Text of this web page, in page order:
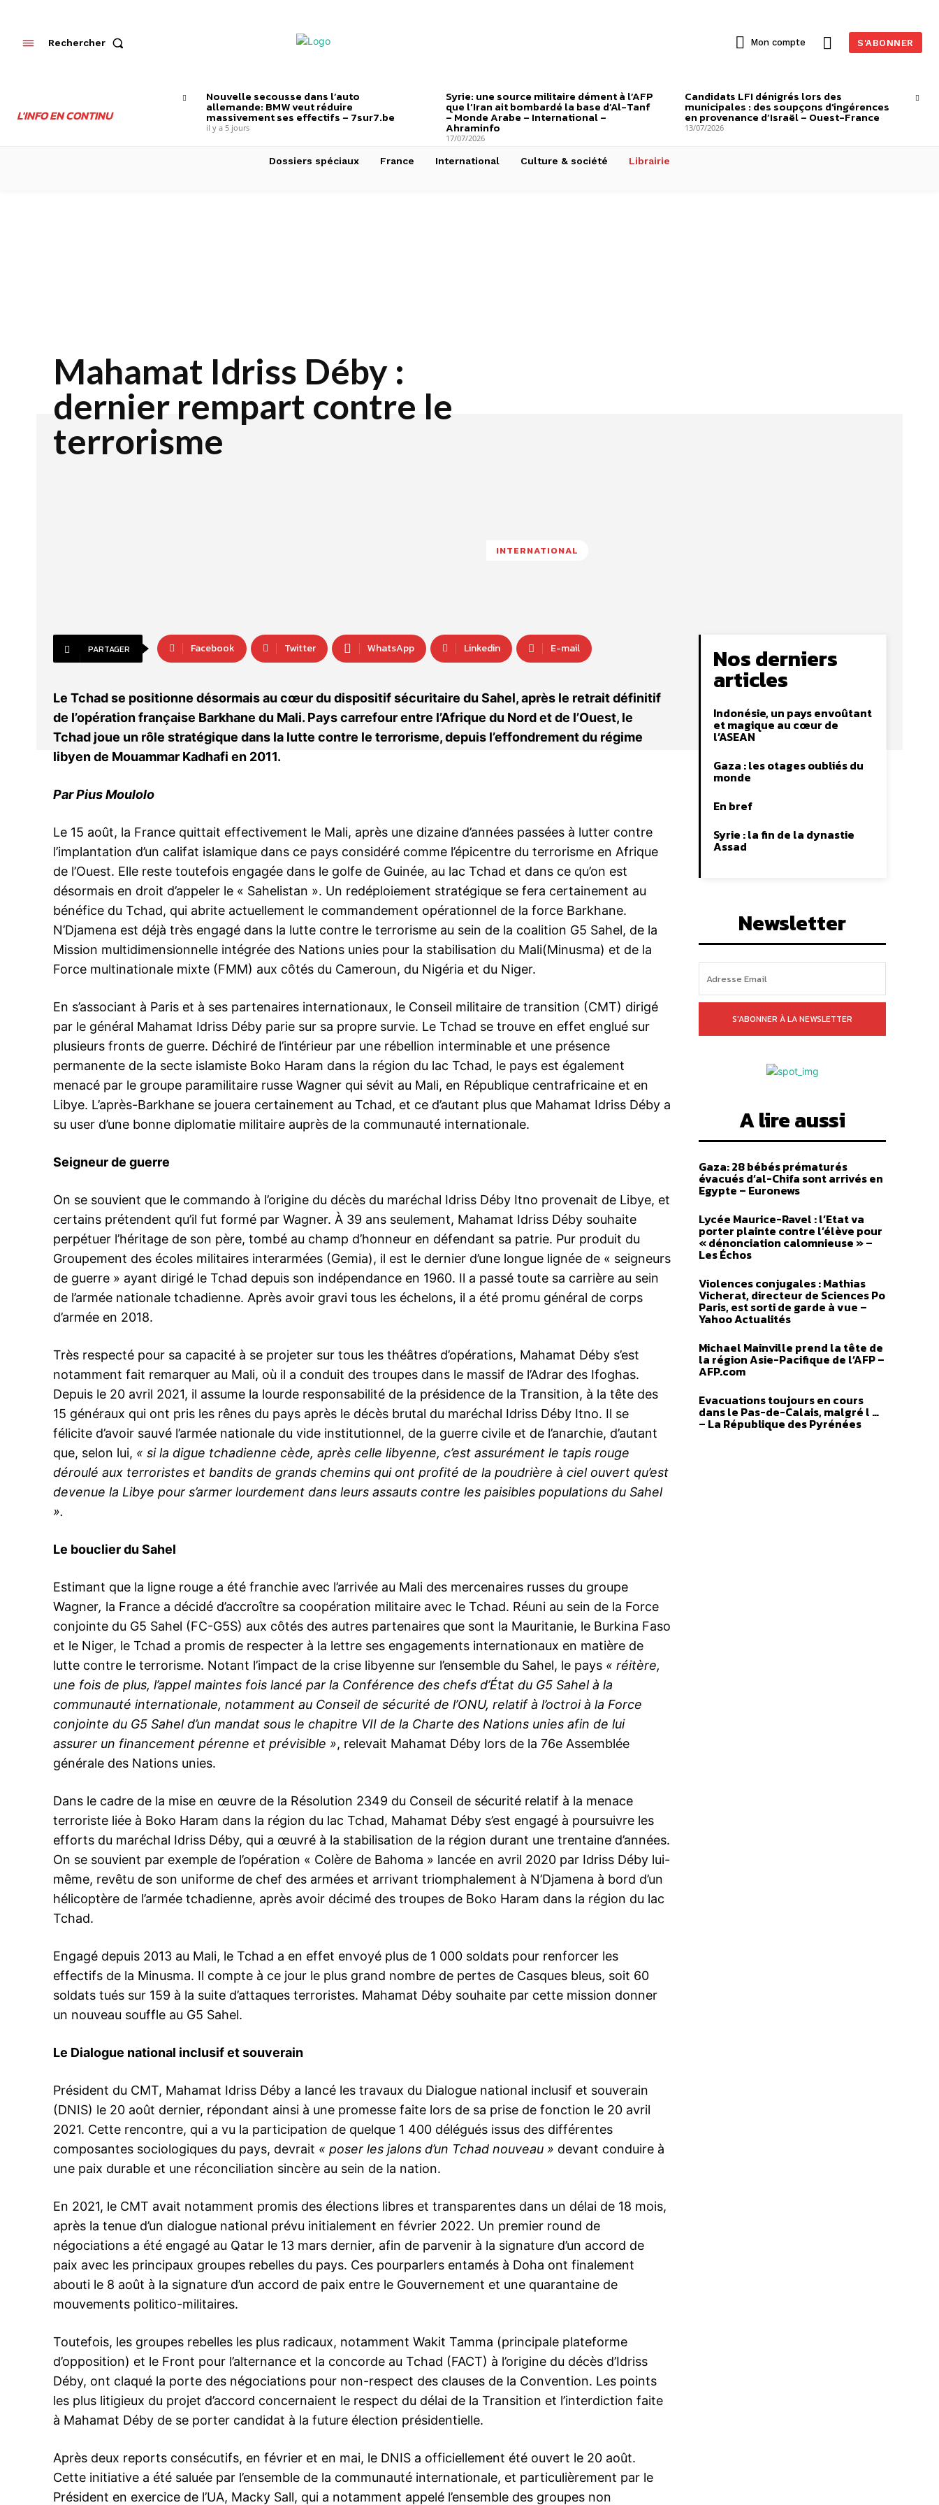
Rechercher Mon compte S'ABONNER
L'INFO EN CONTINU
Nouvelle secousse dans l’auto
allemande: BMW veut réduire
massivement ses effectifs – 7sur7.be
il y a 5 jours
Syrie: une source militaire dément à l’AFP
que l’Iran ait bombardé la base d’Al-Tanf
– Monde Arabe – International –
Ahraminfo
17/07/2026
Candidats LFI dénigrés lors des
municipales : des soupçons d’ingérences
en provenance d’Israël – Ouest-France
13/07/2026
Dossiers spéciaux France International Culture & société Librairie
Mahamat Idriss Déby :
dernier rempart contre le
terrorisme
INTERNATIONAL
PARTAGER Facebook Twitter WhatsApp Linkedin E-mail
Le Tchad se positionne désormais au cœur du dispositif sécuritaire du Sahel, après le retrait définitif
de l’opération française Barkhane du Mali. Pays carrefour entre l’Afrique du Nord et de l’Ouest, le
Tchad joue un rôle stratégique dans la lutte contre le terrorisme, depuis l’effondrement du régime
libyen de Mouammar Kadhafi en 2011.
Par Pius Moulolo
Le 15 août, la France quittait effectivement le Mali, après une dizaine d’années passées à lutter contre
l’implantation d’un califat islamique dans ce pays considéré comme l’épicentre du terrorisme en Afrique
de l’Ouest. Elle reste toutefois engagée dans le golfe de Guinée, au lac Tchad et dans ce qu’on est
désormais en droit d’appeler le « Sahelistan ». Un redéploiement stratégique se fera certainement au
bénéfice du Tchad, qui abrite actuellement le commandement opérationnel de la force Barkhane.
N’Djamena est déjà très engagé dans la lutte contre le terrorisme au sein de la coalition G5 Sahel, de la
Mission multidimensionnelle intégrée des Nations unies pour la stabilisation du Mali(Minusma) et de la
Force multinationale mixte (FMM) aux côtés du Cameroun, du Nigéria et du Niger.
En s’associant à Paris et à ses partenaires internationaux, le Conseil militaire de transition (CMT) dirigé
par le général Mahamat Idriss Déby parie sur sa propre survie. Le Tchad se trouve en effet englué sur
plusieurs fronts de guerre. Déchiré de l’intérieur par une rébellion interminable et une présence
permanente de la secte islamiste Boko Haram dans la région du lac Tchad, le pays est également
menacé par le groupe paramilitaire russe Wagner qui sévit au Mali, en République centrafricaine et en
Libye. L’après-Barkhane se jouera certainement au Tchad, et ce d’autant plus que Mahamat Idriss Déby a
su user d’une bonne diplomatie militaire auprès de la communauté internationale.
Seigneur de guerre
On se souvient que le commando à l’origine du décès du maréchal Idriss Déby Itno provenait de Libye, et
certains prétendent qu’il fut formé par Wagner. À 39 ans seulement, Mahamat Idriss Déby souhaite
perpétuer l’héritage de son père, tombé au champ d’honneur en défendant sa patrie. Pur produit du
Groupement des écoles militaires interarmées (Gemia), il est le dernier d’une longue lignée de « seigneurs
de guerre » ayant dirigé le Tchad depuis son indépendance en 1960. Il a passé toute sa carrière au sein
de l’armée nationale tchadienne. Après avoir gravi tous les échelons, il a été promu général de corps
d’armée en 2018.
Très respecté pour sa capacité à se projeter sur tous les théâtres d’opérations, Mahamat Déby s’est
notamment fait remarquer au Mali, où il a conduit des troupes dans le massif de l’Adrar des Ifoghas.
Depuis le 20 avril 2021, il assume la lourde responsabilité de la présidence de la Transition, à la tête des
15 généraux qui ont pris les rênes du pays après le décès brutal du maréchal Idriss Déby Itno. Il se
félicite d’avoir sauvé l’armée nationale du vide institutionnel, de la guerre civile et de l’anarchie, d’autant
que, selon lui, « si la digue tchadienne cède, après celle libyenne, c’est assurément le tapis rouge
déroulé aux terroristes et bandits de grands chemins qui ont profité de la poudrière à ciel ouvert qu’est
devenue la Libye pour s’armer lourdement dans leurs assauts contre les paisibles populations du Sahel
».
Le bouclier du Sahel
Estimant que la ligne rouge a été franchie avec l’arrivée au Mali des mercenaires russes du groupe
Wagner, la France a décidé d’accroître sa coopération militaire avec le Tchad. Réuni au sein de la Force
conjointe du G5 Sahel (FC-G5S) aux côtés des autres partenaires que sont la Mauritanie, le Burkina Faso
et le Niger, le Tchad a promis de respecter à la lettre ses engagements internationaux en matière de
lutte contre le terrorisme. Notant l’impact de la crise libyenne sur l’ensemble du Sahel, le pays « réitère,
une fois de plus, l’appel maintes fois lancé par la Conférence des chefs d’État du G5 Sahel à la
communauté internationale, notamment au Conseil de sécurité de l’ONU, relatif à l’octroi à la Force
conjointe du G5 Sahel d’un mandat sous le chapitre VII de la Charte des Nations unies afin de lui
assurer un financement pérenne et prévisible », relevait Mahamat Déby lors de la 76e Assemblée
générale des Nations unies.
Dans le cadre de la mise en œuvre de la Résolution 2349 du Conseil de sécurité relatif à la menace
terroriste liée à Boko Haram dans la région du lac Tchad, Mahamat Déby s’est engagé à poursuivre les
efforts du maréchal Idriss Déby, qui a œuvré à la stabilisation de la région durant une trentaine d’années.
On se souvient par exemple de l’opération « Colère de Bahoma » lancée en avril 2020 par Idriss Déby lui-
même, revêtu de son uniforme de chef des armées et arrivant triomphalement à N’Djamena à bord d’un
hélicoptère de l’armée tchadienne, après avoir décimé des troupes de Boko Haram dans la région du lac
Tchad.
Engagé depuis 2013 au Mali, le Tchad a en effet envoyé plus de 1 000 soldats pour renforcer les
effectifs de la Minusma. Il compte à ce jour le plus grand nombre de pertes de Casques bleus, soit 60
soldats tués sur 159 à la suite d’attaques terroristes. Mahamat Déby souhaite par cette mission donner
un nouveau souffle au G5 Sahel.
Le Dialogue national inclusif et souverain
Président du CMT, Mahamat Idriss Déby a lancé les travaux du Dialogue national inclusif et souverain
(DNIS) le 20 août dernier, répondant ainsi à une promesse faite lors de sa prise de fonction le 20 avril
2021. Cette rencontre, qui a vu la participation de quelque 1 400 délégués issus des différentes
composantes sociologiques du pays, devrait « poser les jalons d’un Tchad nouveau » devant conduire à
une paix durable et une réconciliation sincère au sein de la nation.
En 2021, le CMT avait notamment promis des élections libres et transparentes dans un délai de 18 mois,
après la tenue d’un dialogue national prévu initialement en février 2022. Un premier round de
négociations a été engagé au Qatar le 13 mars dernier, afin de parvenir à la signature d’un accord de
paix avec les principaux groupes rebelles du pays. Ces pourparlers entamés à Doha ont finalement
abouti le 8 août à la signature d’un accord de paix entre le Gouvernement et une quarantaine de
mouvements politico-militaires.
Toutefois, les groupes rebelles les plus radicaux, notamment Wakit Tamma (principale plateforme
d’opposition) et le Front pour l’alternance et la concorde au Tchad (FACT) à l’origine du décès d’Idriss
Déby, ont claqué la porte des négociations pour non-respect des clauses de la Convention. Les points
les plus litigieux du projet d’accord concernaient le respect du délai de la Transition et l’interdiction faite
à Mahamat Déby de se porter candidat à la future élection présidentielle.
Après deux reports consécutifs, en février et en mai, le DNIS a officiellement été ouvert le 20 août.
Cette initiative a été saluée par l’ensemble de la communauté internationale, et particulièrement par le
Président en exercice de l’UA, Macky Sall, qui a notamment appelé l’ensemble des groupes non
Nos derniers
articles
Indonésie, un pays envoûtant
et magique au cœur de
l’ASEAN
Gaza : les otages oubliés du
monde
En bref
Syrie : la fin de la dynastie
Assad
Newsletter
S'ABONNER À LA NEWSLETTER
A lire aussi
Gaza: 28 bébés prématurés
évacués d’al-Chifa sont arrivés en
Egypte – Euronews
Lycée Maurice-Ravel : l’Etat va
porter plainte contre l’élève pour
« dénonciation calomnieuse » –
Les Échos
Violences conjugales : Mathias
Vicherat, directeur de Sciences Po
Paris, est sorti de garde à vue –
Yahoo Actualités
Michael Mainville prend la tête de
la région Asie-Pacifique de l’AFP –
AFP.com
Evacuations toujours en cours
dans le Pas-de-Calais, malgré l …
– La République des Pyrénées